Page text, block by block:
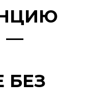
—
БЕЗ